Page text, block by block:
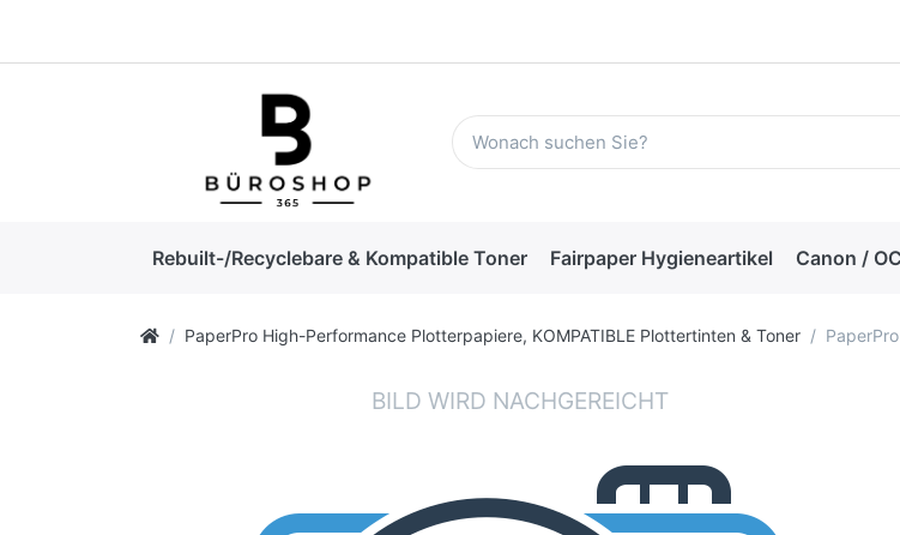
Rebuilt-/Recyclebare & Kompatible Toner Fairpaper Hygieneartikel Canon /
PaperPro High-Performance Plotterpapiere, KOMPATIBLE Plottertinten & Toner